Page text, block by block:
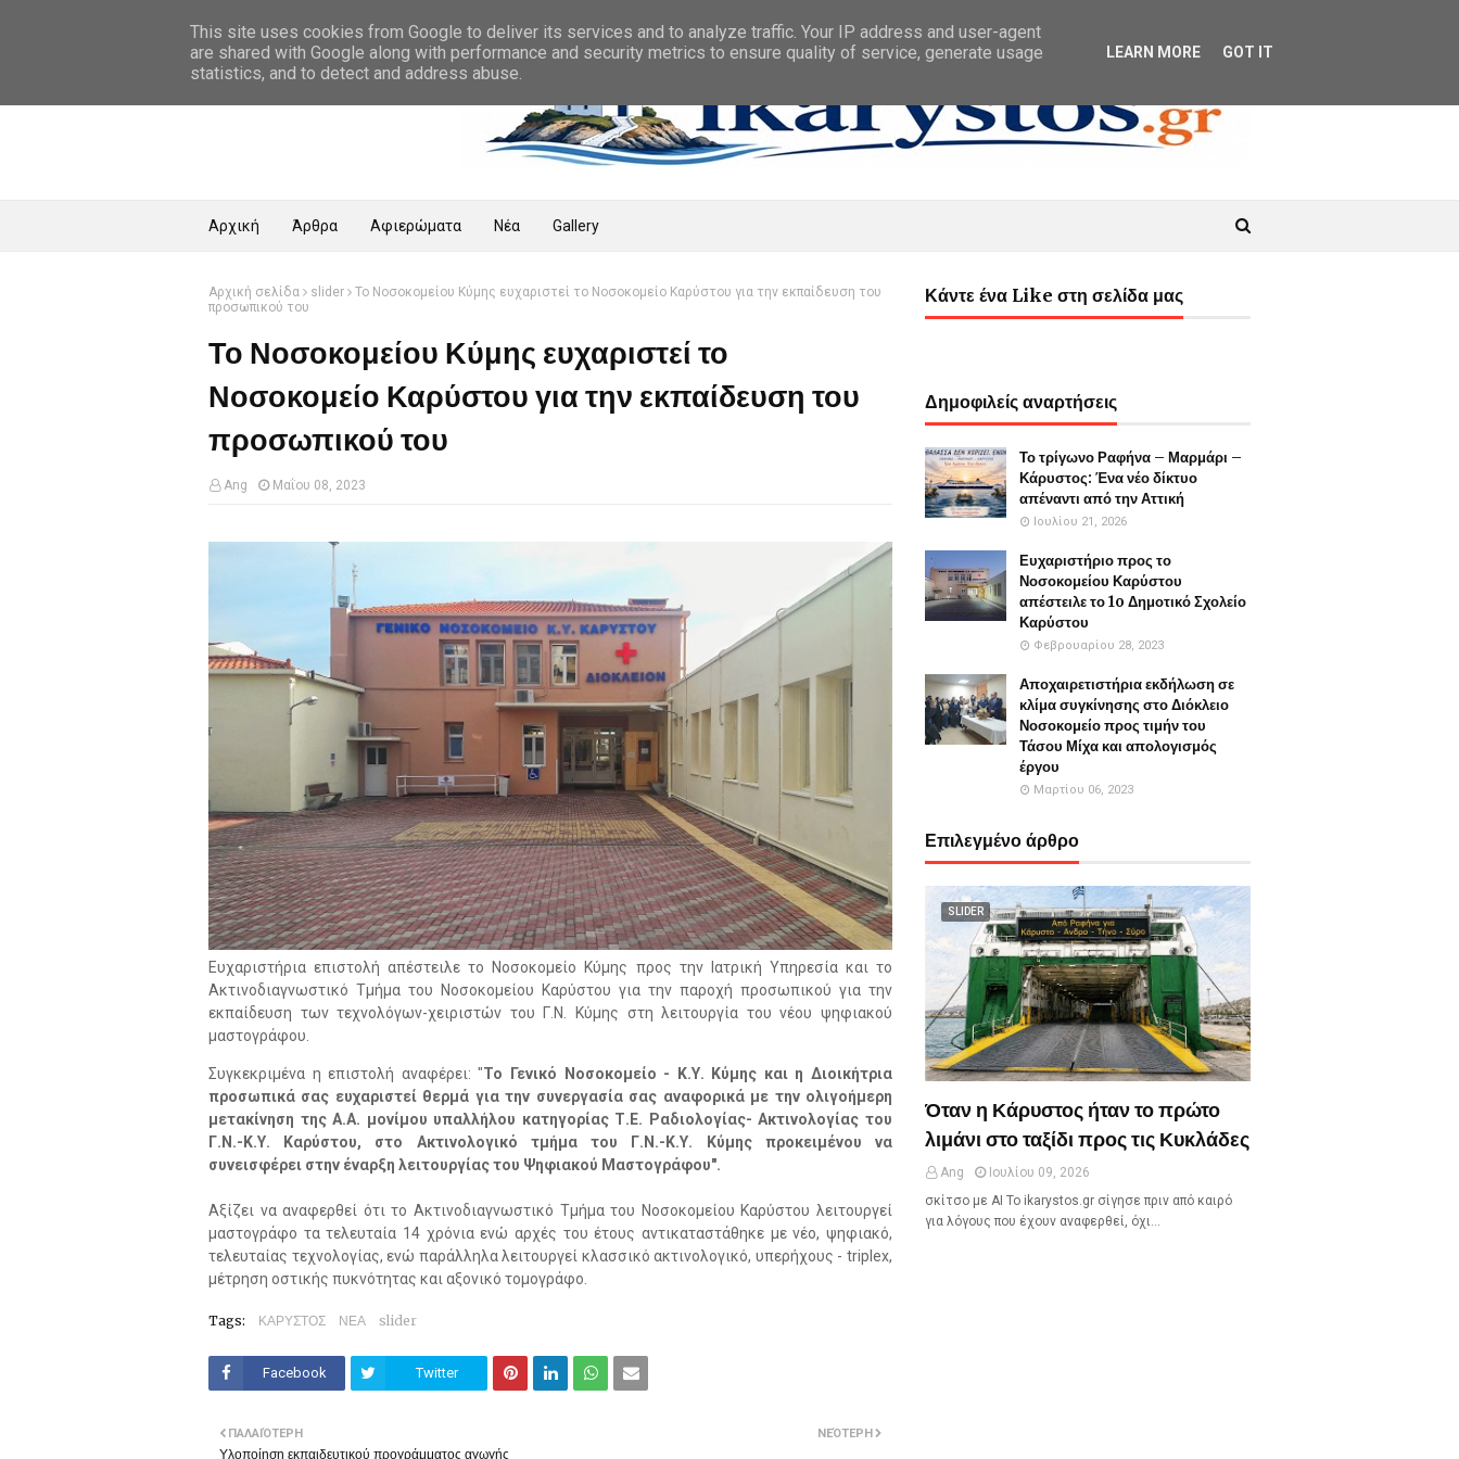
Αρχική Άρθρα Αφιερώματα Νέα Gallery
Αρχική σελίδα slider
Το Νοσοκομείου Κύμης ευχαριστεί το Νοσοκομείο Καρύστου για την εκπαίδευση του
προσωπικού του
Το Νοσοκομείου Κύμης ευχαριστεί το
Νοσοκομείο Καρύστου για την εκπαίδευση του
προσωπικού του
Ang Μαΐου 08, 2023
Ευχαριστήρια επιστολή απέστειλε το Νοσοκομείο Κύμης προς την Ιατρική Υπηρεσία και το
Ακτινοδιαγνωστικό Τμήμα του Νοσοκομείου Καρύστου για την παροχή προσωπικού για την
εκπαίδευση των τεχνολόγων-χειριστών του Γ.Ν. Κύμης στη λειτουργία του νέου ψηφιακού
μαστογράφου.
Συγκεκριμένα η επιστολή αναφέρει: "Το Γενικό Νοσοκομείο - Κ.Υ. Κύμης και η Διοικήτρια
προσωπικά σας ευχαριστεί θερμά για την συνεργασία σας αναφορικά με την ολιγοήμερη
μετακίνηση της Α.Α. μονίμου υπαλλήλου κατηγορίας Τ.Ε. Ραδιολογίας- Ακτινολογίας του
Γ.Ν.-Κ.Υ. Καρύστου, στο Ακτινολογικό τμήμα του Γ.Ν.-Κ.Υ. Κύμης προκειμένου να
συνεισφέρει στην έναρξη λειτουργίας του Ψηφιακού Μαστογράφου".
Αξίζει να αναφερθεί ότι το Ακτινοδιαγνωστικό Τμήμα του Νοσοκομείου Καρύστου λειτουργεί
μαστογράφο τα τελευταία 14 χρόνια ενώ αρχές του έτους αντικαταστάθηκε με νέο, ψηφιακό,
τελευταίας τεχνολογίας, ενώ παράλληλα λειτουργεί κλασσικό ακτινολογικό, υπερήχους - triplex,
μέτρηση οστικής πυκνότητας και αξονικό τομογράφο.
Tags: ΚΑΡΥΣΤΟΣ ΝΕΑ slider
Facebook Twitter
ΝΕΌΤΕΡΗ
ΠΑΛΑΙΌΤΕΡΗ
Υλοποίηση εκπαιδευτικού προγράμματος αγωγής
Κάντε ένα Like στη σελίδα μας
Δημοφιλείς αναρτήσεις
Το τρίγωνο Ραφήνα – Μαρμάρι –
Κάρυστος: Ένα νέο δίκτυο
απέναντι από την Αττική
Ιουλίου 21, 2026
Ευχαριστήριο προς το
Νοσοκομείου Καρύστου
απέστειλε το 1o Δημοτικό Σχολείο
Καρύστου
Φεβρουαρίου 28, 2023
Αποχαιρετιστήρια εκδήλωση σε
κλίμα συγκίνησης στο Διόκλειο
Νοσοκομείο προς τιμήν του
Τάσου Μίχα και απολογισμός
έργου
Μαρτίου 06, 2023
Επιλεγμένο άρθρο
SLIDER
Όταν η Κάρυστος ήταν το πρώτο
λιμάνι στο ταξίδι προς τις Κυκλάδες
Ang
Ιουλίου 09, 2026
σκίτσο με ΑΙ Το ikarystos.gr σίγησε πριν από καιρό
για λόγους που έχουν αναφερθεί, όχι…
This site uses cookies from Google to deliver its services and to analyze traffic. Your IP address and user-agent
are shared with Google along with performance and security metrics to ensure quality of service, generate usage
statistics, and to detect and address abuse.
LEARN MORE GOT IT